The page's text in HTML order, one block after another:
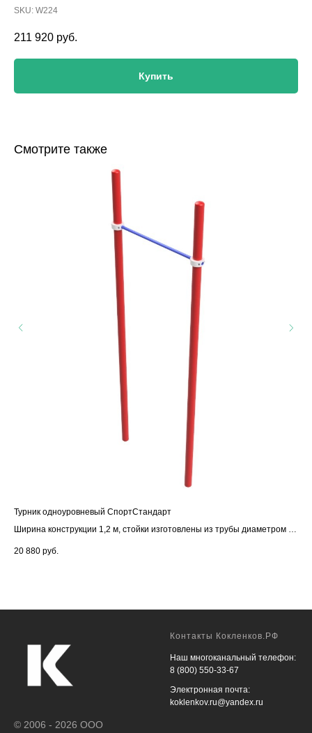
SKU: W224
211 920 руб.
Купить
Смотрите также
Турник одноуровневый СпортСтандарт
Ширина конструкции 1,2 м, стойки изготовлены из трубы диаметром 89
Установка перекладины с помощью хомутов на желаемой высоте от
20 880 руб.
© 2006 - 2026 ООО
Контакты Кокленков.РФ
Наш многоканальный телефон:
8 (800) 550-33-67
Электронная почта:
koklenkov.ru@yandex.ru